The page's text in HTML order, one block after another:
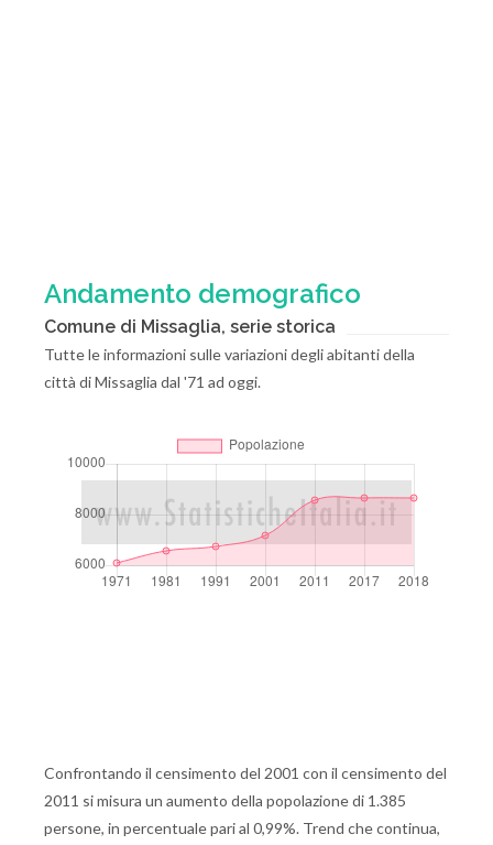
Andamento demografico
Comune di Missaglia, serie storica
Tutte le informazioni sulle variazioni degli abitanti della
città di Missaglia dal '71 ad oggi.
Confrontando il censimento del 2001 con il censimento del
2011 si misura un aumento della popolazione di 1.385
persone, in percentuale pari al 0,99%. Trend che continua,